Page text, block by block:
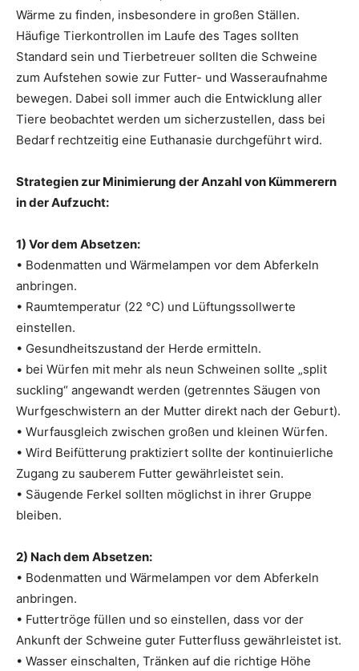
Wärme zu finden, insbesondere in großen Ställen.
Häufige Tierkontrollen im Laufe des Tages sollten
Standard sein und Tierbetreuer sollten die Schweine
zum Aufstehen sowie zur Futter- und Wasseraufnahme
bewegen. Dabei soll immer auch die Entwicklung aller
Tiere beobachtet werden um sicherzustellen, dass bei
Bedarf rechtzeitig eine Euthanasie durchgeführt wird.
Strategien zur Minimierung der Anzahl von Kümmerern
in der Aufzucht:
1) Vor dem Absetzen:
• Bodenmatten und Wärmelampen vor dem Abferkeln
anbringen.
• Raumtemperatur (22 °C) und Lüftungssollwerte
einstellen.
• Gesundheitszustand der Herde ermitteln.
• bei Würfen mit mehr als neun Schweinen sollte „split
suckling“ angewandt werden (getrenntes Säugen von
Wurfgeschwistern an der Mutter direkt nach der Geburt).
• Wurfausgleich zwischen großen und kleinen Würfen.
• Wird Beifütterung praktiziert sollte der kontinuierliche
Zugang zu sauberem Futter gewährleistet sein.
• Säugende Ferkel sollten möglichst in ihrer Gruppe
bleiben.
2) Nach dem Absetzen:
• Bodenmatten und Wärmelampen vor dem Abferkeln
anbringen.
• Futtertröge füllen und so einstellen, dass vor der
Ankunft der Schweine guter Futterfluss gewährleistet ist.
• Wasser einschalten, Tränken auf die richtige Höhe